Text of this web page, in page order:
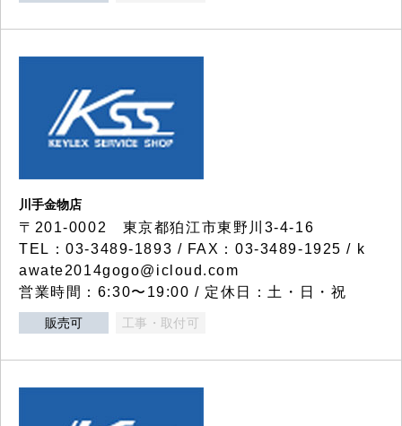
川手金物店
〒201-0002 東京都狛江市東野川3-4-16
TEL：03-3489-1893 / FAX：03-3489-1925 / k
awate2014gogo@icloud.com
営業時間：6:30〜19:00 / 定休日：土・日・祝
販売可 工事・取付可